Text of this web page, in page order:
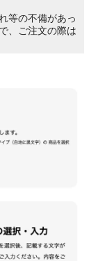
等の不備があっ
、ご注文の際は